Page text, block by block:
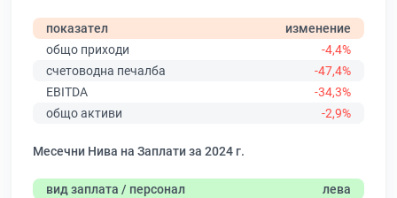
показател
изменение
общо приходи
-4,4%
счетоводна печалба
-47,4%
EBITDA
-34,3%
общо активи
-2,9%
Месечни Нива на Заплати за 2024 г.
вид заплата / персонал
лева